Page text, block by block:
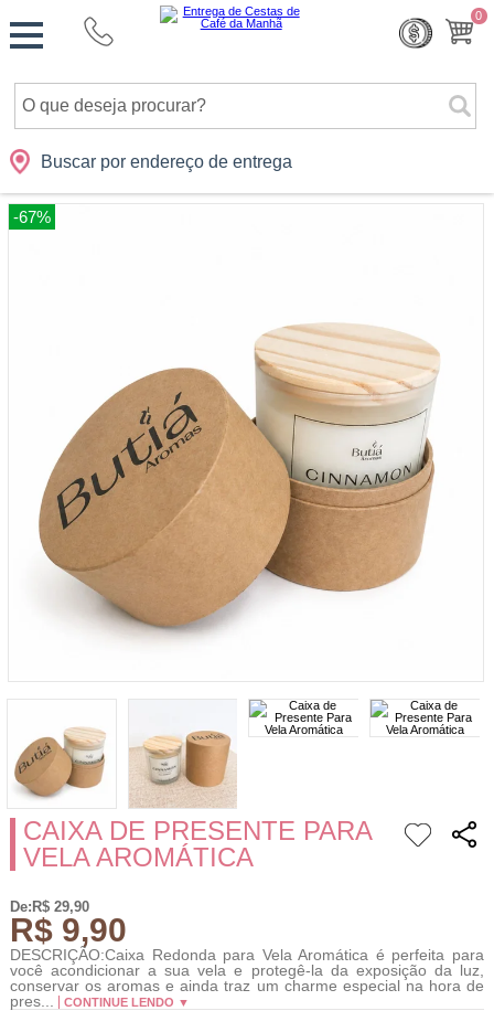
0
Buscar por endereço de entrega
Cidades Presentes Datas Shopping
Monte
sua
Cesta
-67%
CAIXA DE PRESENTE PARA
VELA AROMÁTICA
De:R$ 29,90
R$ 9,90
DESCRIÇÃO:Caixa Redonda para Vela Aromática é perfeita para
você acondicionar a sua vela e protegê-la da exposição da luz,
conservar os aromas e ainda traz um charme especial na hora de
pres...
CONTINUE LENDO ▼